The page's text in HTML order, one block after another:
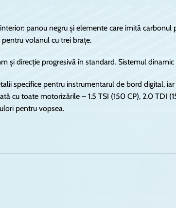
panou negru și elemente care imită carbonul
volanul cu trei brațe.
și direcție progresivă în standard. Sistemul
specifice pentru instrumentarul de bord digital,
cu toate motorizările – 1.5 TSI (150 CP), 2.0 TDI
pentru vopsea.